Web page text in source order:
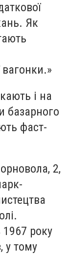
Як
і на
базарного
фаст-
2,
1967 року
у тому